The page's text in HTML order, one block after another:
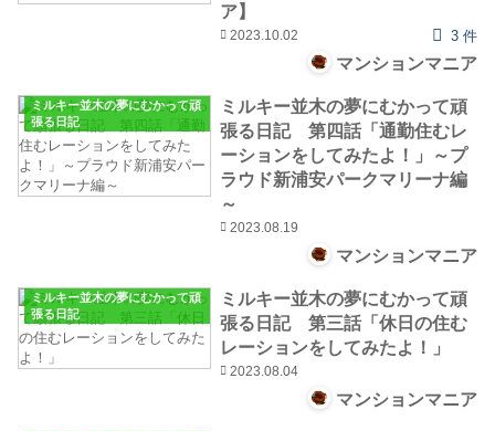
ア】
2023.10.02 3 件
マンションマニア
ミルキー並木の夢にむかって頑
張る日記
ミルキー並木の夢にむかって頑
張る日記 第四話「通勤住むレ
ーションをしてみたよ！」～プ
ラウド新浦安パークマリーナ編
～
2023.08.19
マンションマニア
ミルキー並木の夢にむかって頑
張る日記
ミルキー並木の夢にむかって頑
張る日記 第三話「休日の住む
レーションをしてみたよ！」
2023.08.04
マンションマニア